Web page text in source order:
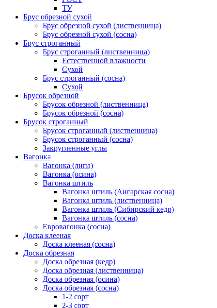
ТУ
Брус обрезной сухой
Брус обрезной сухой (лиственница)
Брус обрезной сухой (сосна)
Брус строганный
Брус строганный (лиственница)
Естественной влажности
Сухой
Брус строганный (сосна)
Сухой
Брусок обрезной
Брусок обрезной (лиственница)
Брусок обрезной (сосна)
Брусок строганный
Брусок строганный (лиственница)
Брусок строганный (сосна)
Закругленные углы
Вагонка
Вагонка (липа)
Вагонка (осина)
Вагонка штиль
Вагонка штиль (Ангарская сосна)
Вагонка штиль (лиственница)
Вагонка штиль (Сибирский кедр)
Вагонка штиль (сосна)
Евровагонка (сосна)
Доска клееная
Доска клееная (сосна)
Доска обрезная
Доска обрезная (кедр)
Доска обрезная (лиственница)
Доска обрезная (осина)
Доска обрезная (сосна)
1-2 сорт
2-3 сорт